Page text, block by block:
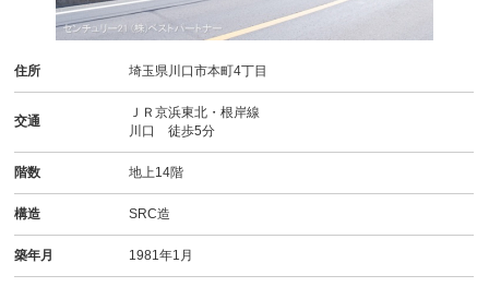
住所 埼玉県川口市本町4丁目
交通
ＪＲ京浜東北・根岸線
川口 徒歩5分
階数 地上14階
構造 SRC造
築年月 1981年1月